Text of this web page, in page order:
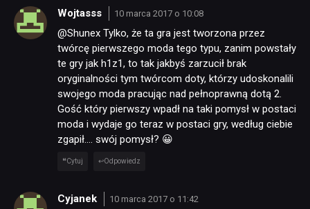
Wojtasss 10 marca 2017 o 10:08
@Shunex Tylko, że ta gra jest tworzona przez
twórcę pierwszego moda tego typu, zanim powstały
te gry jak h1z1, to tak jakbyś zarzucił brak
oryginalności tym twórcom doty, którzy udoskonalili
swojego moda pracując nad pełnoprawną dotą 2.
Gość który pierwszy wpadł na taki pomysł w postaci
moda i wydaje go teraz w postaci gry, według ciebie
zgapił…. swój pomysł? 😀
Cytuj Odpowiedz
Cyjanek 10 marca 2017 o 11:42